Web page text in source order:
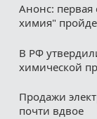
Анонс: первая
химия"
В РФ
химической
Продажи
почти вдвое